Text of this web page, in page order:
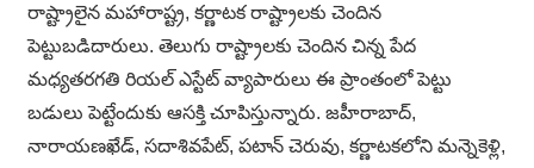
రాష్ట్రాలైన మహారాష్ట్ర, కర్ణాటక రాష్ట్రాలకు చెందిన
పెట్టుబడిదారులు. తెలుగు రాష్ట్రాలకు చెందిన చిన్న పేద
మధ్యతరగతి రియల్ ఎస్టేట్ వ్యాపారులు ఈ ప్రాంతంలో పెట్టు
బడులు పెట్టేందుకు ఆసక్తి చూపిస్తున్నారు. జహీరాబాద్,
నారాయణఖేడ్, సదాశివపేట్, పటాన్ చెరువు, కర్ణాటకలోని మన్నెకెళ్లి,